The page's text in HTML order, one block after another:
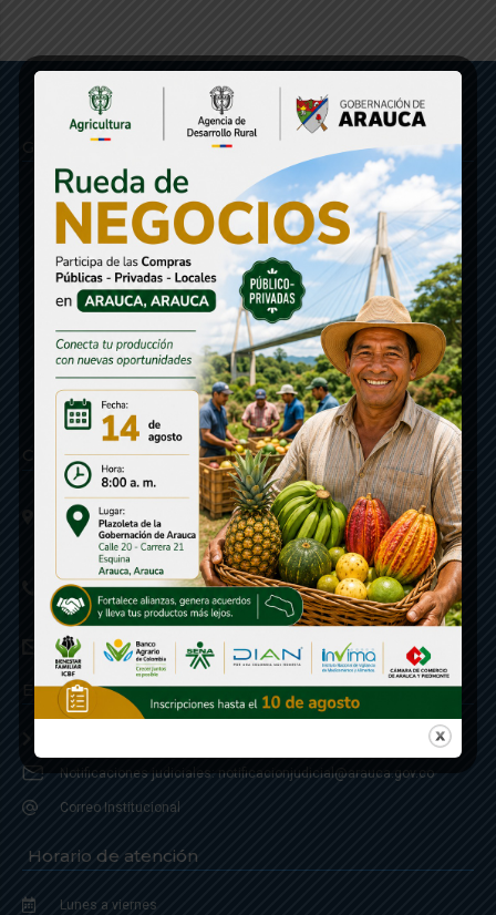
Gobernación de Arauca
Contáctenos
Calle 20 - Carrera 21 Esquina
Código postal 810001
Linea de Servicio a la Ciudadania: 57- 6078851946
Linea Anticorrupción: 607885 3374
correspondencia: archivogeneral@arauca.gov.co
Enlaces
Notificaciones judiciales: notificacionjudicial@arauca.gov.co
Correo Institucional
Horario de atención
Lunes a viernes